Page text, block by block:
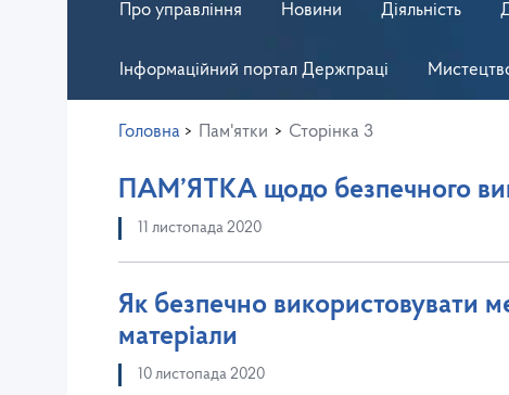
Про управління Новини Діяльність
Інформаційний портал Держпраці
Головна > Пам'ятки > Сторінка 3
ПАМ’ЯТКА щодо безпечного
11 листопада 2020
Як безпечно використовувати
матеріали
10 листопада 2020